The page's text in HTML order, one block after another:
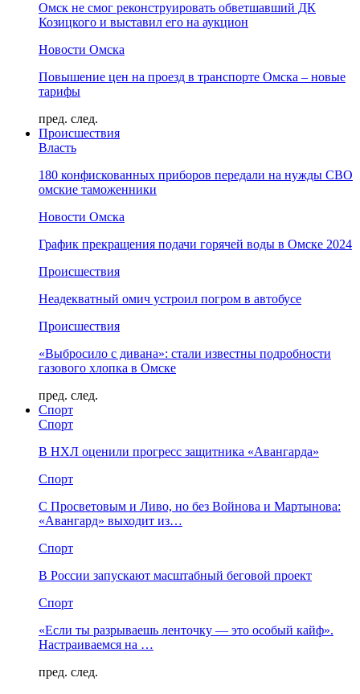
Омск не смог реконструировать обветшавший ДК
Козицкого и выставил его на аукцион
Новости Омска
Повышение цен на проезд в транспорте Омска – новые
тарифы
пред. след.
Происшествия
Власть
180 конфискованных приборов передали на нужды СВО
омские таможенники
Новости Омска
График прекращения подачи горячей воды в Омске 2024
Происшествия
Неадекватный омич устроил погром в автобусе
Происшествия
«Выбросило с дивана»: стали известны подробности
газового хлопка в Омске
пред. след.
Спорт
Спорт
В НХЛ оценили прогресс защитника «Авангарда»
Спорт
С Просветовым и Ливо, но без Войнова и Мартынова:
«Авангард» выходит из…
Спорт
В России запускают масштабный беговой проект
Спорт
«Если ты разрываешь ленточку — это особый кайф».
Настраиваемся на …
пред. след.